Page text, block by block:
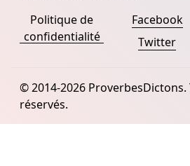
Politique de
confidentialité
Facebook
Twitter
© 2014-2026
réservés.